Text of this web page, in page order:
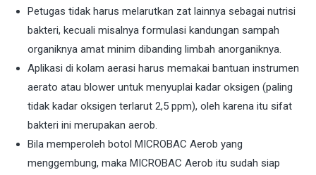
Petugas tidak harus melarutkan zat lainnya sebagai nutrisi
bakteri, kecuali misalnya formulasi kandungan sampah
organiknya amat minim dibanding limbah anorganiknya.
Aplikasi di kolam aerasi harus memakai bantuan instrumen
aerato atau blower untuk menyuplai kadar oksigen (paling
tidak kadar oksigen terlarut 2,5 ppm), oleh karena itu sifat
bakteri ini merupakan aerob.
Bila memperoleh botol MICROBAC Aerob yang
menggembung, maka MICROBAC Aerob itu sudah siap